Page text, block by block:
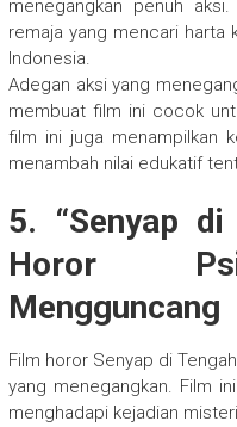
menegangkan penuh
remaja yang mencari harta
Indonesia.
Adegan aksi yang
membuat film ini cocok
film ini juga menampilkan
menambah nilai edukatif
5. “Senyap
Horor
Mengguncang
Film horor Senyap di
yang menegangkan. Film
menghadapi kejadian